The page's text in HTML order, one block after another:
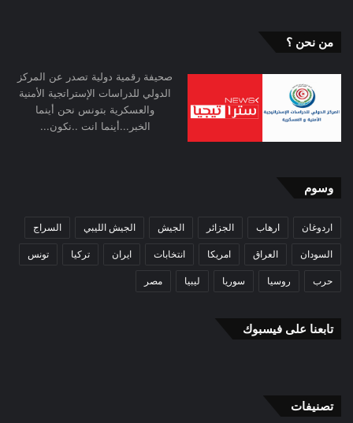
من نحن ؟
صحيفة رقمية دولية تصدر عن المركز
الدولي للدراسات الإستراتجية الأمنية
والعسكرية بتونس نحن أينما
الخبر...أينما انت ..نكون...
وسوم
اردوغان ارهاب الجزائر الجيش الجيش الليبي السراج
السودان العراق امريكا انتخابات ايران تركيا تونس
حرب روسيا سوريا ليبيا مصر
تابعنا على فيسبوك
تصنيفات